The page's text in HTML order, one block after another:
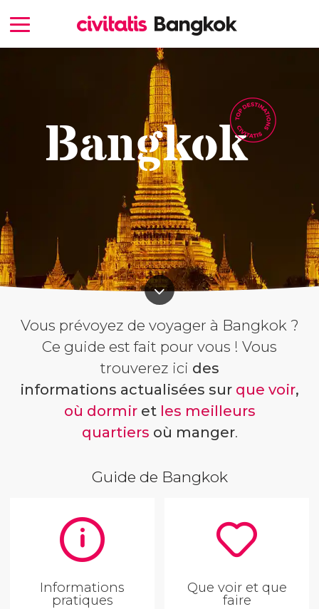
Bangkok
Vous prévoyez de voyager à Bangkok ?
Ce guide est fait pour vous ! Vous
trouverez ici des
informations actualisées sur que voir,
où dormiret les meilleurs
quartiers où manger.
Guide de Bangkok
Informations
pratiques
Que voir et que
faire